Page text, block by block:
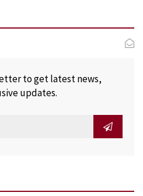
to get latest news,
updates.